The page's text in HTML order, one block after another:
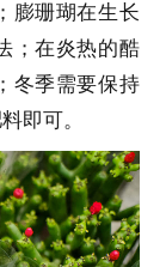
膨珊瑚在生长
；在炎热的酷
冬季需要保持
即可。